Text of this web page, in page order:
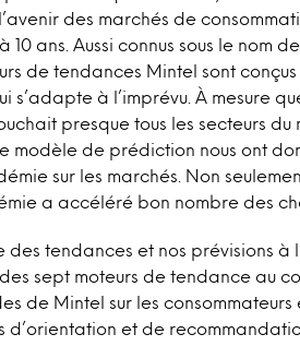
des marchés de
10 ans. Aussi connus sous le nom de
de tendances Mintel sont
s’adapte à l’imprévu. À mesure
presque tous les secteurs
modèle de prédiction nous ont
sur les marchés. Non
a accéléré bon nombre des
des tendances et nos prévisions à
sept moteurs de tendance au
de Mintel sur les
d’orientation et de